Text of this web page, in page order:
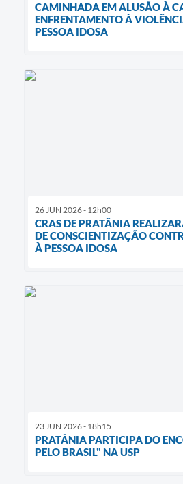
CAMINHADA EM ALUSÃO À
ENFRENTAMENTO À
PESSOA IDOSA
26 JUN 2026 - 12h00
CRAS DE PRATÂNIA
DE CONSCIENTIZAÇÃO
À PESSOA IDOSA
23 JUN 2026 - 18h15
PRATÂNIA PARTICIPA DO
PELO BRASIL" NA USP